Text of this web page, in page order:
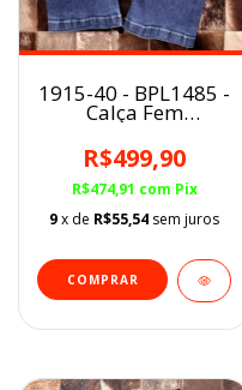
1915-40 - BPL1485 -
Calça Fem
Buphallos
R$499,90
R$474,91 com Pix
9x de R$55,54 sem juros
COMPRAR